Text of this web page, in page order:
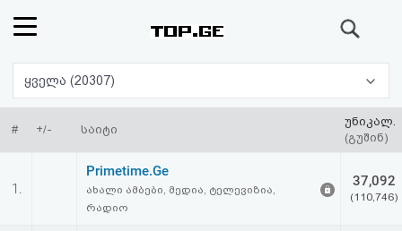
რეიტინგი
(მთავარი)
ფოსტა
ყველა (20307)
# +/- საიტი
უნიკალ.
(გუშინ)
1.
Primetime.Ge
ახალი ამბები, მედია, ტელევიზია,
რადიო
37,092
(110,746)